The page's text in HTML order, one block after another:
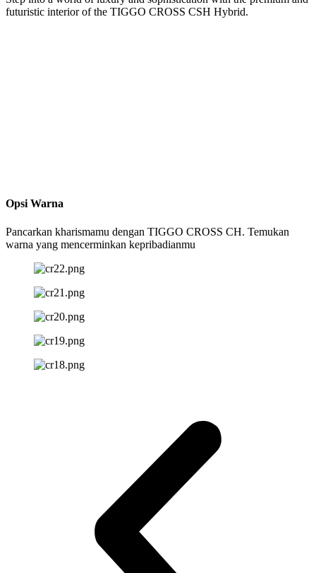
futuristic interior of the TIGGO CROSS CSH Hybrid.
Opsi Warna
Pancarkan kharismamu dengan TIGGO CROSS CH. Temukan
warna yang mencerminkan kepribadianmu